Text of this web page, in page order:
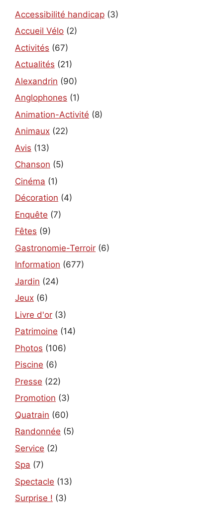
Accessibilité handicap (3)
Accueil Vélo (2)
Activités (67)
Actualités (21)
Alexandrin (90)
Anglophones (1)
Animation-Activité (8)
Animaux (22)
Avis (13)
Chanson (5)
Cinéma (1)
Décoration (4)
Enquête (7)
Fêtes (9)
Gastronomie-Terroir (6)
Information (677)
Jardin (24)
Jeux (6)
Livre d'or (3)
Patrimoine (14)
Photos (106)
Piscine (6)
Presse (22)
Promotion (3)
Quatrain (60)
Randonnée (5)
Service (2)
Spa (7)
Spectacle (13)
Surprise ! (3)